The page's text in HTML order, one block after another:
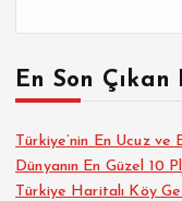
En Son
Türkiye’nin En Ucuz ve
Dünyanın En Güzel 10
Türkiye Haritalı Köy